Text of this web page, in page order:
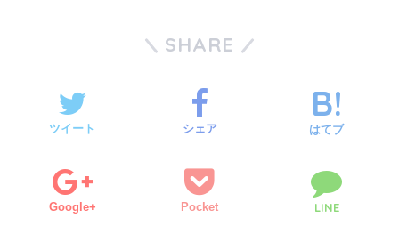
SHARE
ツイート シェア はてブ
Google+ Pocket LINE